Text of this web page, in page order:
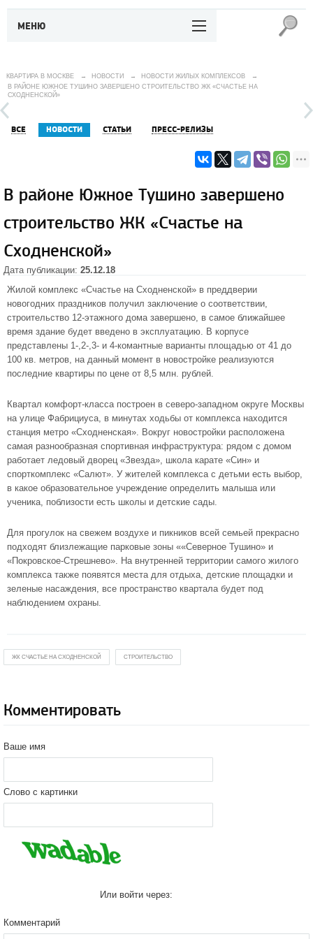
МЕНЮ
КВАРТИРА В МОСКВЕ → НОВОСТИ → НОВОСТИ ЖИЛЫХ КОМПЛЕКСОВ
→
В РАЙОНЕ ЮЖНОЕ ТУШИНО ЗАВЕРШЕНО СТРОИТЕЛЬСТВО ЖК «CЧАСТЬЕ НА
СХОДНЕНСКОЙ»
ВСЕ НОВОСТИ СТАТЬИ ПРЕСС-РЕЛИЗЫ
В районе Южное Тушино завершено
строительство ЖК «Cчастье на
Сходненской»
Дата публикации: 25.12.18
Жилой комплекс «Cчастье на Сходненской» в преддверии
новогодних праздников получил заключение о соответствии,
строительство 12-этажного дома завершено, в самое ближайшее
время здание будет введено в эксплуатацию. В корпусе
представлены 1-,2-,3- и 4-комантные варианты площадью от 41 до
100 кв. метров, на данный момент в новостройке реализуются
последние квартиры по цене от 8,5 млн. рублей.
Квартал комфорт-класса построен в северо-западном округе Москвы
на улице Фабрициуса, в минутах ходьбы от комплекса находится
станция метро «Сходненская». Вокруг новостройки расположена
самая разнообразная спортивная инфраструктура: рядом с домом
работает ледовый дворец «Звезда», школа карате «Син» и
спорткомплекс «Салют». У жителей комплекса с детьми есть выбор,
в какое образовательное учреждение определить малыша или
ученика, поблизости есть школы и детские сады.
Для прогулок на свежем воздухе и пикников всей семьей прекрасно
подходят близлежащие парковые зоны ««Северное Тушино» и
«Покровское-Стрешнево». На внутренней территории самого жилого
комплекса также появятся места для отдыха, детские площадки и
зеленые насаждения, все пространство квартала будет под
наблюдением охраны.
ЖК CЧАСТЬЕ НА СХОДНЕНСКОЙ СТРОИТЕЛЬСТВО
Комментировать
Ваше имя
Слово с картинки
Или войти через:
Комментарий